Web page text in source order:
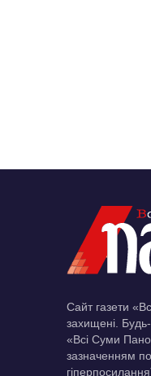
Сайт газети
захищені.
«Всі Суми
зазначенням